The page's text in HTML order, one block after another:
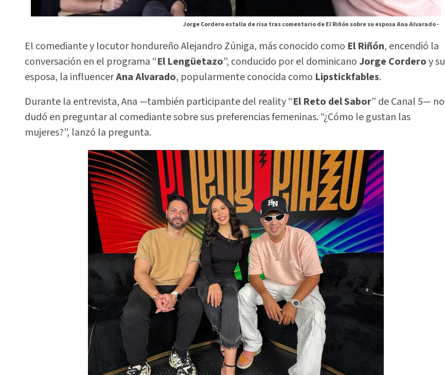
Jorge Cordero estalla de risa tras comentario de El Riñón sobre su esposa Ana Alvarado -
El comediante y locutor hondureño Alejandro Zúniga, más conocido como El Riñón, encendió la
conversación en el programa “El Lengüetazo”, conducido por el dominicanoJorge Corderoy su
esposa, la influencerAna Alvarado, popularmente conocida como Lipstickfables.
Durante la entrevista, Ana —también participante del reality “El Reto del Sabor” de Canal 5— no
dudó en preguntar al comediante sobre sus preferencias femeninas. “¿Cómo le gustan las
mujeres?”, lanzó la pregunta.